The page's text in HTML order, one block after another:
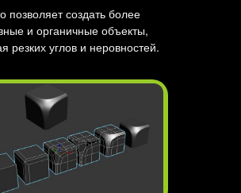
позволяет создать более
и органичные объекты,
резких углов и неровностей.